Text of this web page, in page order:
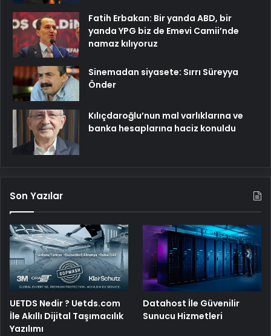
Fatih Erbakan: Bir yanda ABD, bir
yanda YPG biz de Emevi Camii’nde
namaz kılıyoruz
Sinemadan siyasete: Sırrı Süreyya
Önder
Kılıçdaroğlu’nun mal varlıklarına ve
banka hesaplarına haciz konuldu
Son Yazılar
UETDS Nedir ? Uetds.com
İle Akıllı Dijital Taşımacılık
Yazılımı
Datahost İle Güvenilir
Sunucu Hizmetleri